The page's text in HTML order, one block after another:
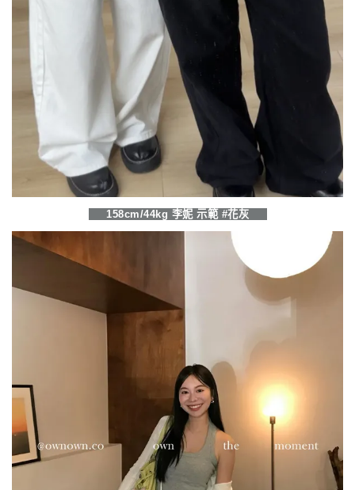
158cm/44kg 李妮 示範 #花灰